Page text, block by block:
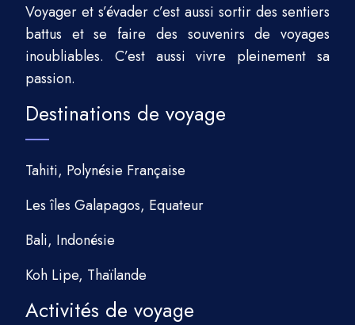
Voyager et s’évader c’est aussi sortir des sentiers
battus et se faire des souvenirs de voyages
inoubliables. C’est aussi vivre pleinement sa
passion.
Destinations de voyage
Tahiti, Polynésie Française
Les îles Galapagos, Equateur
Bali, Indonésie
Koh Lipe, Thaïlande
Activités de voyage